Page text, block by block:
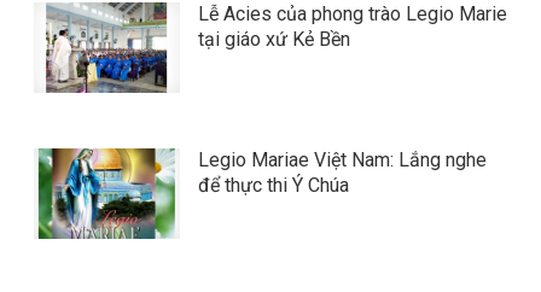
Lễ Acies của phong trào Legio Marie
tại giáo xứ Kẻ Bền
Legio Mariae Việt Nam: Lắng nghe
để thực thi Ý Chúa